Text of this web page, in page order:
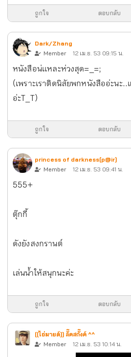
ถูกใจ ตอบกลับ
Dark/Zhang
Member
12 เม.ย. 53 09:15 น.
หนังสือน่เเหละห่วงสุด=_=;
(เพราะเราติดนิสัยพกหนังสืออ่ะนะ
อ่ะT_T)
ถูกใจ ตอบกลับ
princess of darkness[p@ir]
Member
12 เม.ย. 53 09:41 น.
555+
ตุ๊กกี้
ดังยังสงกรานต์
เล่นน้ำให้สนุกนะค่ะ
ถูกใจ ตอบกลับ
[[ไอ่มายด์]] ลั๊คสกั๊งค์ ^^
Member
12 เม.ย. 53 10:14 น.